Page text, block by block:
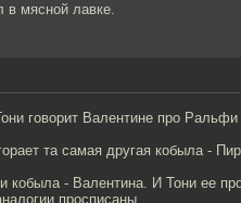
в мясной лавке.
говорит Валентине про
та самая другая кобыла -
кобыла - Валентина. И Тони ее
просписаны.